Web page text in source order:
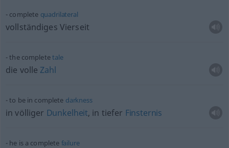
complete quadrilateral
vollständiges Vierseit
the completetale
die volle Zahl
to be in complete darkness
in völliger Dunkelheit, in tiefer Finsternis
he is a complete failure